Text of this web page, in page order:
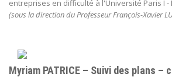
entreprises en difficulté à l'Université Paris I -
(sous la direction du Professeur François-Xavier
Myriam PATRICE – Suivi des plans –